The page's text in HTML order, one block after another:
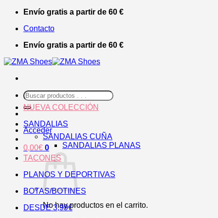
Saltar
contenido
Envío gratis a partir de 60 €
Contacto
Envío gratis a partir de 60 €
Buscar
por:
Acceder
0,00€ 0
No hay productos en el carrito.
NUEVA COLECCIÓN
SANDALIAS
SANDALIAS CUÑA
SANDALIAS PLANAS
TACONES
PLANOS Y DEPORTIVAS
BOTAS/BOTINES
DESDE 3,99€